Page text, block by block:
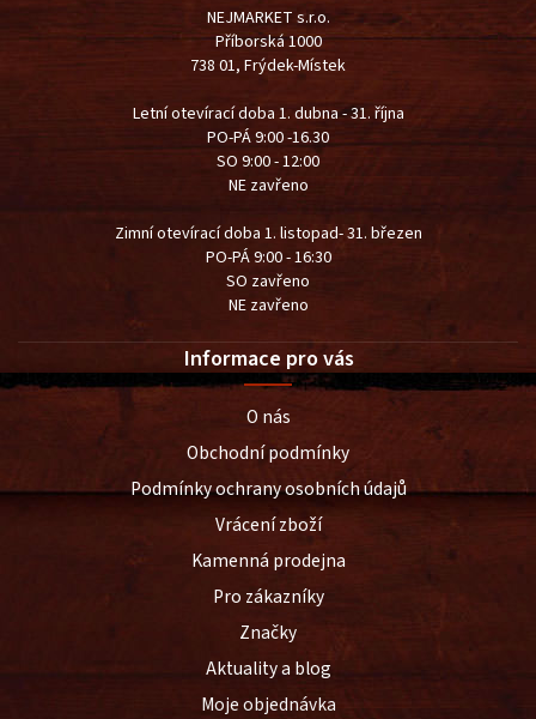
NEJMARKET s.r.o.
Příborská 1000
738 01, Frýdek-Místek
Letní otevírací doba 1. dubna - 31. října
PO-PÁ 9:00 -16.30
SO 9:00 - 12:00
NE zavřeno
Zimní otevírací doba 1. listopad- 31. březen
PO-PÁ 9:00 - 16:30
SO zavřeno
NE zavřeno
Informace pro vás
O nás
Obchodní podmínky
Podmínky ochrany osobních údajů
Vrácení zboží
Kamenná prodejna
Pro zákazníky
Značky
Aktuality a blog
Moje objednávka